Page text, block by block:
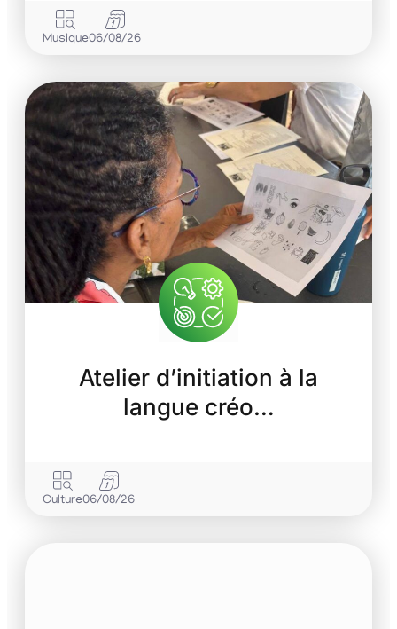
Musique06/08/26
Atelier d’initiation à la
langue créo…
Culture06/08/26